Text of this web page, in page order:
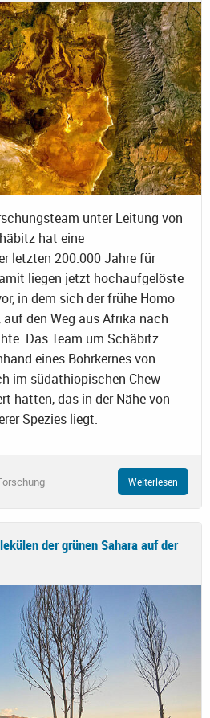
unter Leitung von
hat eine
letzten 200.000 Jahre für
liegen jetzt hochaufgelöste
in dem sich der frühe Homo
auf den Weg aus Afrika nach
Das Team um Schäbitz
eines Bohrkernes von
im südäthiopischen Chew
hatten, das in der Nähe von
Spezies liegt.
Weiterlesen
der grünen Sahara auf der